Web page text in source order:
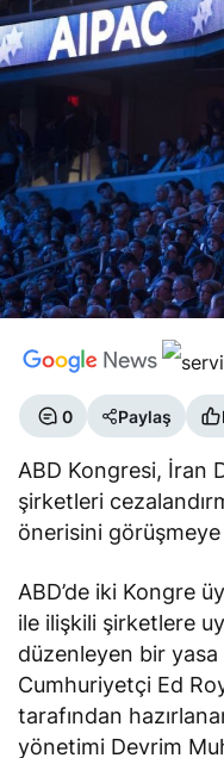
0 Paylaş
ABD Kongresi, İran
şirketleri
önerisini görüşmeye
ABD’de iki Kongre
ile ilişkili şirketlere
düzenleyen bir
Cumhuriyetçi Ed
tarafından
yönetimi Devrim